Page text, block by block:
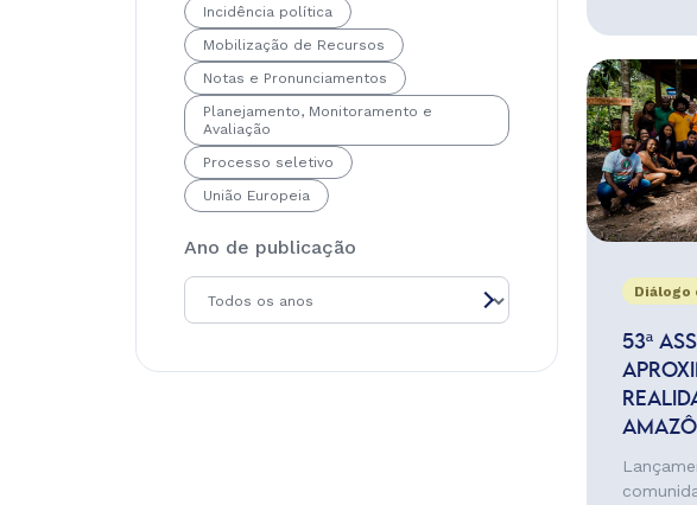
Incidência política
Mobilização de Recursos
Notas e Pronunciamentos
Planejamento, Monitoramento e
Avaliação
Processo seletivo
União Europeia
Ano de publicação
Diálogo
53ª